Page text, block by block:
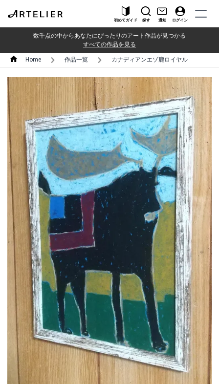
初めてガイド 探す 通知 ログイン
数千点の中からあなたにぴったりのアート作品が見つかる
すべての作品を見る
Home 作品一覧 カナディアンエゾ鹿ロイヤル